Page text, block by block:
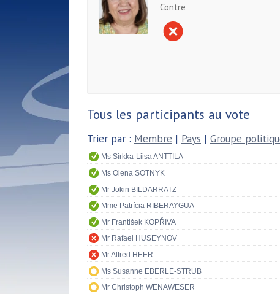
Contre
Tous les participants au vote
Trier par : Membre | Pays | Groupe
Ms Sirkka-Liisa ANTTILA
Ms Olena SOTNYK
Mr Jokin BILDARRATZ
Mme Patrícia RIBERAYGUA
Mr František KOPŘIVA
Mr Rafael HUSEYNOV
Mr Alfred HEER
Ms Susanne EBERLE-STRUB
Mr Christoph WENAWESER